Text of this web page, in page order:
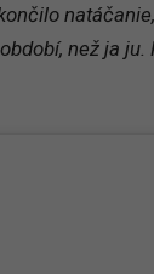
než ja